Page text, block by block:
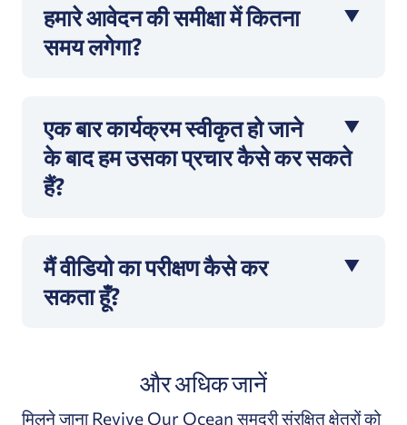
हमारे आवेदन की समीक्षा में कितना
समय लगेगा?
एक बार कार्यक्रम स्वीकृत हो जाने
के बाद हम उसका प्रचार कैसे कर सकते
हैं?
मैं वीडियो का परीक्षण कैसे कर
सकता हूँ?
और अधिक जानें
मिलने जाना Revive Our Oceanसमुद्री संरक्षित क्षेत्रों को